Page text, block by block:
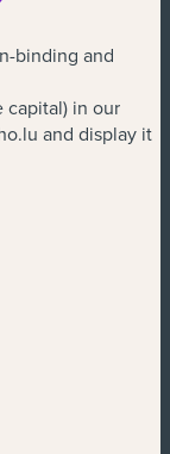
binding and
capital) in our
and display it